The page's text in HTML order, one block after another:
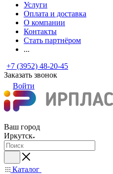
Услуги
Оплата и доставка
О компании
Контакты
Стать партнёром
...
+7 (3952) 48-20-45
Заказать звонок
Войти
Ваш город
Иркутск
Каталог